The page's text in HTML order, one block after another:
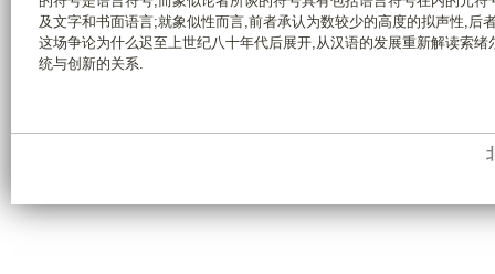
及文字和书面语言;就象似性而言,前者承认为数较少的高度的拟声性,后
这场争论为什么迟至上世纪八十年代后展开,从汉语的发展重新解读索
统与创新的关系.